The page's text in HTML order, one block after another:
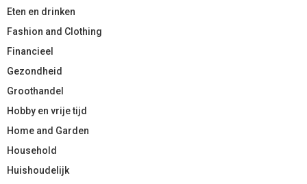
Eten en drinken
Fashion and Clothing
Financieel
Gezondheid
Groothandel
Hobby en vrije tijd
Home and Garden
Household
Huishoudelijk